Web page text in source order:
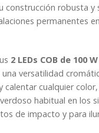
construcción robusta
permanentes
2 LEDs COB de 100
versatilidad
cualquier
habitual en los
de impacto y para